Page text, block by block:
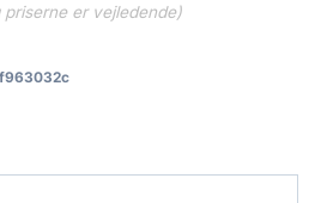
er vejledende)